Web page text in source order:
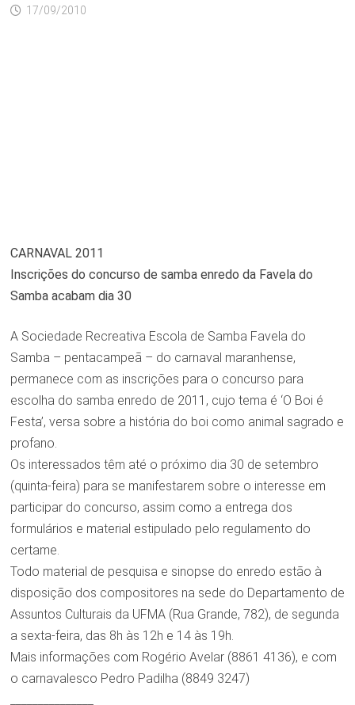
17/09/2010
CARNAVAL 2011
Inscrições do concurso de samba enredo da Favela do
Samba acabam dia 30
A Sociedade Recreativa Escola de Samba Favela do
Samba – pentacampeã – do carnaval maranhense,
permanece com as inscrições para o concurso para
escolha do samba enredo de 2011, cujo tema é ‘O Boi é
Festa’, versa sobre a história do boi como animal sagrado e
profano.
Os interessados têm até o próximo dia 30 de setembro
(quinta-feira) para se manifestarem sobre o interesse em
participar do concurso, assim como a entrega dos
formulários e material estipulado pelo regulamento do
certame.
Todo material de pesquisa e sinopse do enredo estão à
disposição dos compositores na sede do Departamento de
Assuntos Culturais da UFMA (Rua Grande, 782), de segunda
a sexta-feira, das 8h às 12h e 14 às 19h.
Mais informações com Rogério Avelar (8861 4136), e com
o carnavalesco Pedro Padilha (8849 3247)